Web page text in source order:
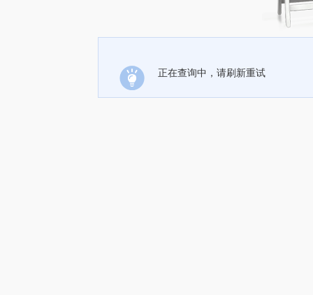
正在查询中，请刷新重试